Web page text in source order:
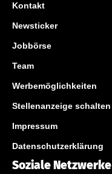
Kontakt
Newsticker
Jobbörse
Team
Werbemöglichkeiten
Stellenanzeige schalten
Impressum
Datenschutzerklärung
Soziale Netzwerke